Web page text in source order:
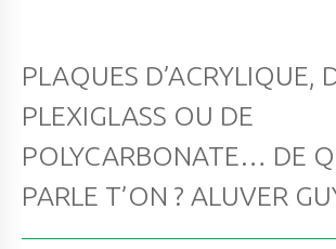
PLAQUES D’ACRYLIQUE,
PLEXIGLASS OU DE
POLYCARBONATE… DE
PARLE T’ON ? ALUVER